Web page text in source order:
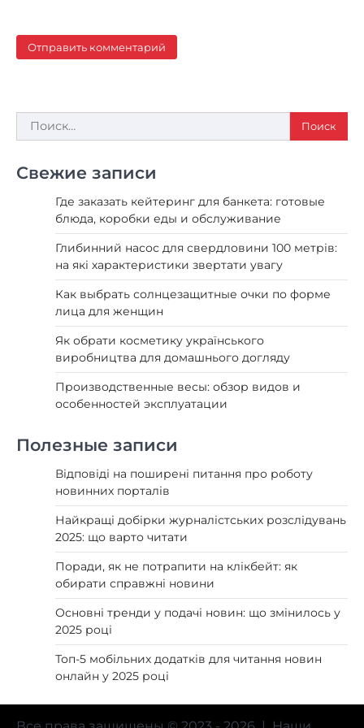
Найти:
Свежие записи
Где заказать кейтеринг для банкета: готовые
блюда, коробки еды и обслуживание
Глибинний насос для свердловини 100 метрів:
на які характеристики звертати увагу
Как выбрать солнцезащитные очки по форме
лица для женщин
Як обрати косметику українського
виробництва для домашнього догляду
Производственные весы: обзор видов и
особенностей эксплуатации
Полезные записи
Відповіді на поширені питання про роботу
новинних порталів
Найкращі добірки журналістських розслідувань
2025: що варто читати
Поради, як не потрапити на клікбейт: як
обирати справжні новини
Основні тренди у подачі новин: що змінилось у
2025 році
Топ-5 мобільних додатків для читання новин
онлайн у 2025 році